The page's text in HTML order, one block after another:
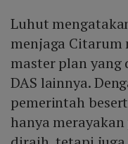
Luhut
menjaga Citarum
master plan
DAS lainnya.
pemerintah
hanya